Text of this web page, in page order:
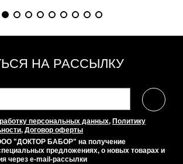
НА РАССЫЛКУ
персональных данных, Политику
, Договор оферты
"ДОКТОР БАБОР" на получение
предложениях, о новых товарах и
через e-mail-рассылки